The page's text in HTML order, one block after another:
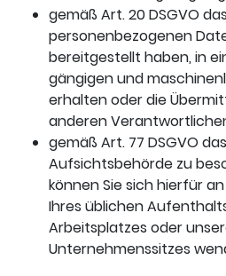
gemäß Art. 20 DSGVO
personenbezogenen
bereitgestellt haben, in
gängigen und
erhalten oder die
anderen
gemäß Art. 77 DSGVO
Aufsichtsbehörde zu
können Sie sich hierfür
Ihres üblichen
Arbeitsplatzes oder
Unternehmenssitzes